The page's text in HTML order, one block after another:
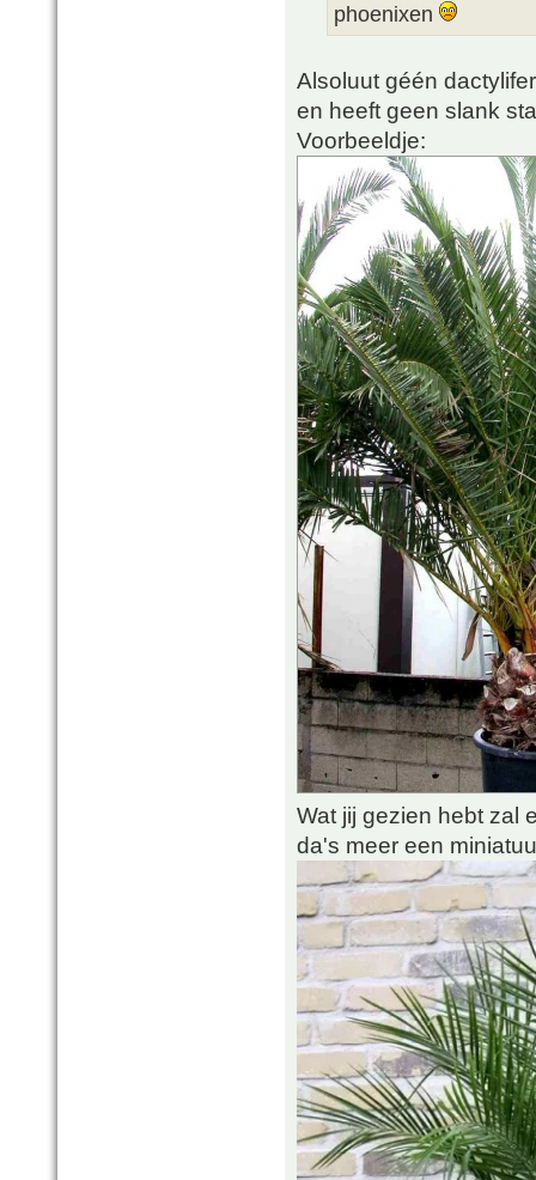
phoenixen
Alsoluut géén
en heeft geen slank
Voorbeeldje:
Wat jij gezien hebt zal
da's meer een